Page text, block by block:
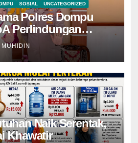
SOSIAL UNCATEGORIZED
Polres Dompu
Perlindungan
dan Anak
MUHIDIN
Naik Serentak,
Khawatir